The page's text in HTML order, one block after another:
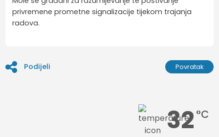
privremene prometne signalizacije tijekom trajanja
radova.
Podijeli Povratak
32 °C